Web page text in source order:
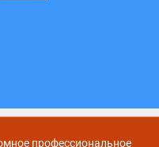
профессиональное